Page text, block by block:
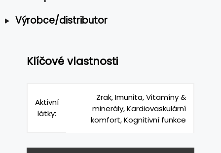
Výrobce/distributor
Klíčové vlastnosti
Aktivní
látky:
Zrak, Imunita, Vitamíny &
minerály, Kardiovaskulární
komfort, Kognitivní funkce